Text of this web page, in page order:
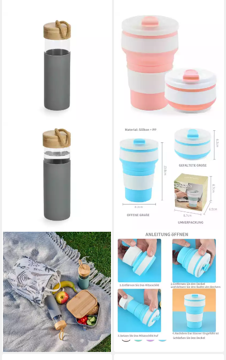
ZELLER PRESENT
Thermobecher Tragbare
Trinkflasche mit Silikonhülle,
500 ml, Silikon
ab 16,88 € UVP29,99 €
-44%
lieferbar - in 3-4 Werktagen bei dir
KÖNIG DESIGN
Thermobecher Faltbecher
350ml, Silikon,
Zusammenklappbar, BPA-frei,
Reisebecher für Kaffee
14,49 € UVP
-22%
lieferbar - in 2-3 Werktagen bei dir